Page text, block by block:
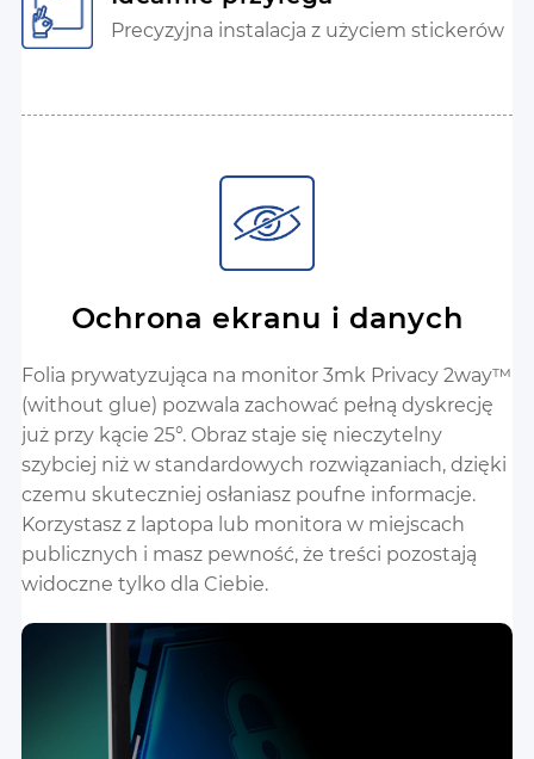
Precyzyjna instalacja z użyciem stickerów
Ochrona ekranu i danych
Folia prywatyzująca na monitor 3mk Privacy 2way™
(without glue) pozwala zachować pełną dyskrecję
już przy kącie 25°. Obraz staje się nieczytelny
szybciej niż w standardowych rozwiązaniach, dzięki
czemu skuteczniej osłaniasz poufne informacje.
Korzystasz z laptopa lub monitora w miejscach
publicznych i masz pewność, że treści pozostają
widoczne tylko dla Ciebie.